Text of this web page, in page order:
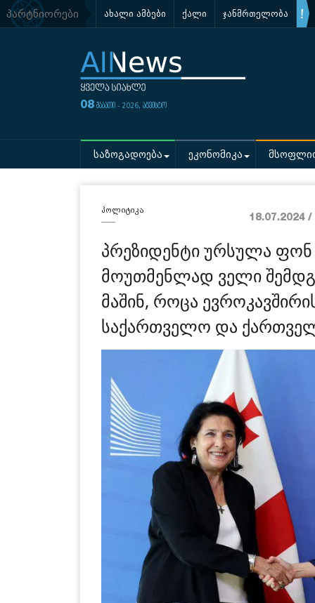
პარტნიორები ახალი ამბები ქალი ჯანმრთელობა
08 შაბათი - 2026, აგვისტო
საზოგადოება ეკონომიკა
პოლიტიკა
18.07.2024 /
პრეზიდენტი ურსულა
მოუთმენლად ველი
მაშინ, როცა
საქართველო და